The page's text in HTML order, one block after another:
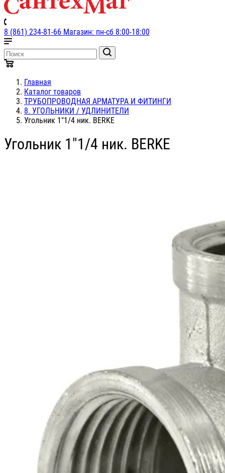
8 (861) 234-81-66 Магазин: пн-сб 8:00-18:00
Главная
Каталог товаров
ТРУБОПРОВОДНАЯ АРМАТУРА И ФИТИНГИ
8. УГОЛЬНИКИ / УДЛИНИТЕЛИ
Угольник 1"1/4 ник. BERKE
Угольник 1"1/4 ник. BERKE